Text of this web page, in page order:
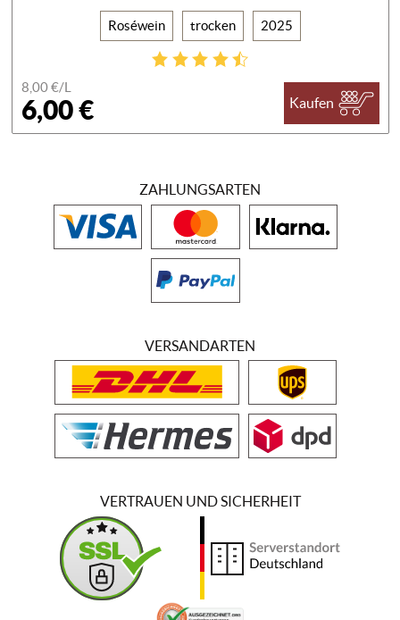
Roséwein trocken 2025
8,00 €/L
6,00 € Kaufen
ZAHLUNGSARTEN
VERSANDARTEN
VERTRAUEN UND SICHERHEIT